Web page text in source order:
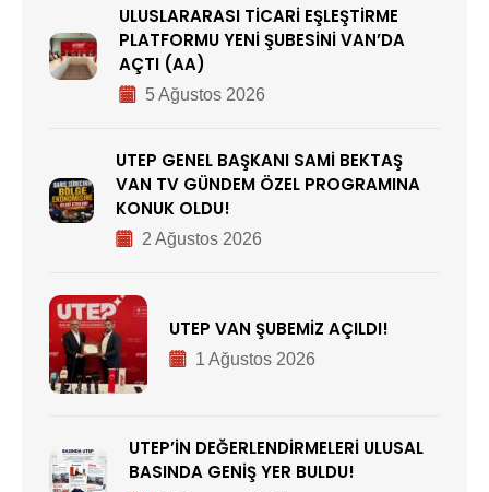
ULUSLARARASI TİCARİ EŞLEŞTİRME
PLATFORMU YENİ ŞUBESİNİ VAN’DA
AÇTI (AA)
5 Ağustos 2026
UTEP GENEL BAŞKANI SAMİ BEKTAŞ
VAN TV GÜNDEM ÖZEL PROGRAMINA
KONUK OLDU!
2 Ağustos 2026
UTEP VAN ŞUBEMİZ AÇILDI!
1 Ağustos 2026
UTEP’İN DEĞERLENDİRMELERİ ULUSAL
BASINDA GENİŞ YER BULDU!